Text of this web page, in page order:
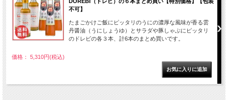
不可】
たまごかけご飯にピッタリのうにの濃厚な風味が香る雲
丹醤油（うにしょうゆ）とサラダや豚しゃぶにピッタリ
のドレビの各３本、計6本のまとめ買いです。
価格： 5,310円(税込)